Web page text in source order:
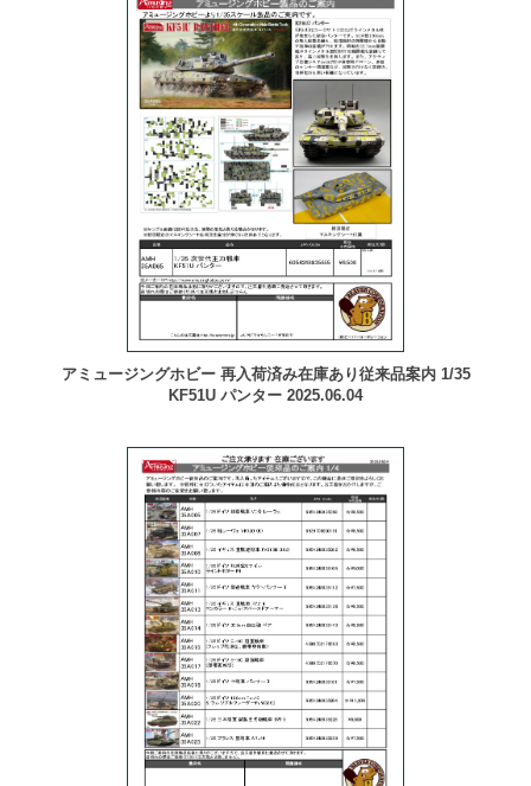
アミュージングホビー 再入荷済み在庫あり従来品案内 1/35
KF51U パンター 2025.06.04